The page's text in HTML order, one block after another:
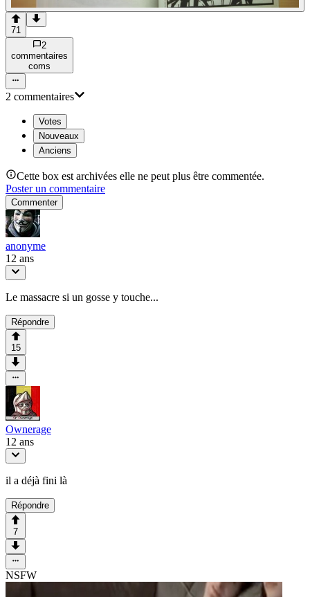
71
2
commentaires
coms
2 commentaires
Votes
Nouveaux
Anciens
Cette box est archivées elle ne peut plus être commentée.
Poster un commentaire
Commenter
anonyme
12 ans
Le massacre si un gosse y touche...
Répondre
15
Ownerage
12 ans
il a déjà fini là
Répondre
7
NSFW